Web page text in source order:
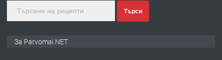
Търси
За Parvomai.NET